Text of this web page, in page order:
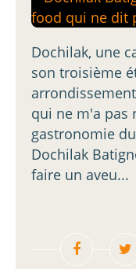
Dochilak, une
son troisième
qui ne m'a pas
gastronomie
Dochilak
faire un aveu...